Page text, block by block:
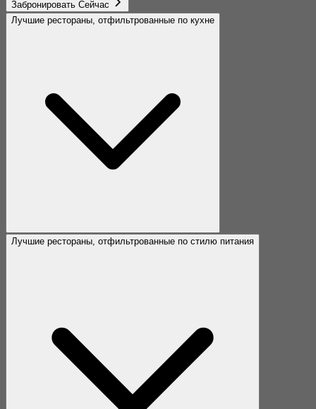
Забронировать Сейчас
Лучшие рестораны, отфильтрованные по кухне
Лучшие рестораны, отфильтрованные по стилю питания